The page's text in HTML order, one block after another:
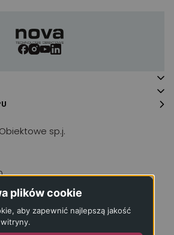
sp.j.
plików cookie
aby zapewnić najlepszą jakość